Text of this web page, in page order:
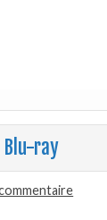
Blu-ray